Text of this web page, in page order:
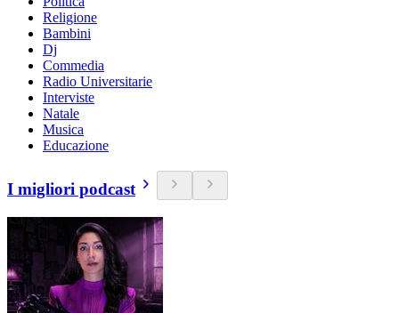
Religione
Bambini
Dj
Commedia
Radio Universitarie
Interviste
Natale
Musica
Educazione
I migliori podcast